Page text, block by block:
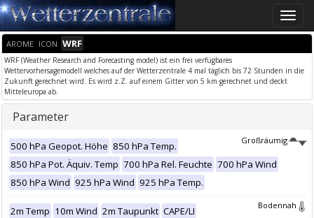
Toggle
AROME ICON WRF
WRF (Weather Research and Forecasting model) ist ein frei verfügbares
Wettervorhersagemodell welches auf der Wetterzentrale 4 mal täglich bis 72 Stunden in die
Zukunft gerechnet wird. Es wird z.Z. auf einem Gitter von 5 km gerechnet und deckt
Mitteleuropa ab.
Parameter
Großräumig
500 hPa Geopot. Höhe 850 hPa Temp.
850 hPa Pot. Äquiv. Temp 700 hPa Rel. Feuchte 700 hPa Wind
850 hPa Wind 925 hPa Wind 925 hPa Temp.
Bodennah
2m Temp 10m Wind 2m Taupunkt CAPE/LI